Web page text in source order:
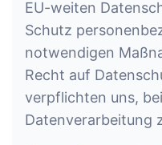
EU-weiten
Schutz
notwendigen
Recht auf
verpflichten uns,
Datenverarbeitung